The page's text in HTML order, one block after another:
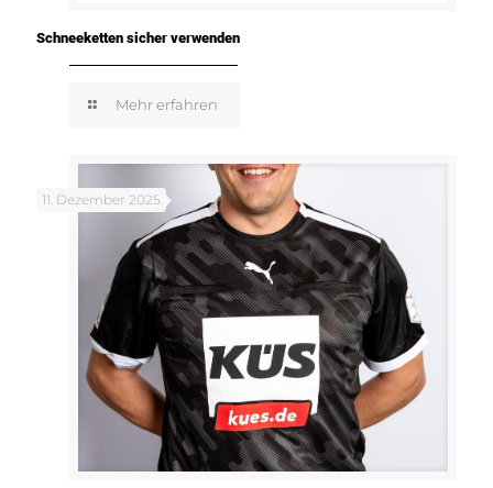
Schneeketten sicher verwenden
Mehr erfahren
11. Dezember 2025